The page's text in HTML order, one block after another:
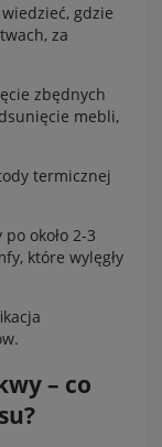
gdzie
za
zbędnych
mebli,
termicznej
około 2-3
które wylęgły
– co